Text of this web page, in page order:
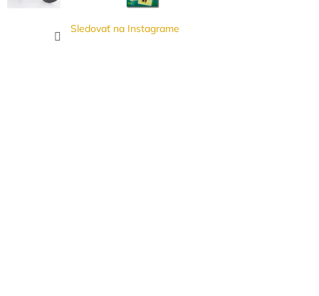
Sledovať na Instagrame